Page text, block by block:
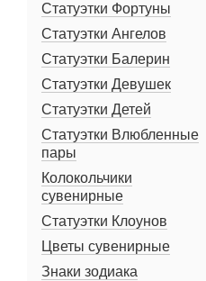
Статуэтки Фортуны
Статуэтки Ангелов
Статуэтки Балерин
Статуэтки Девушек
Статуэтки Детей
Статуэтки Влюбленные
пары
Колокольчики
сувенирные
Статуэтки Клоунов
Цветы сувенирные
Знаки зодиака